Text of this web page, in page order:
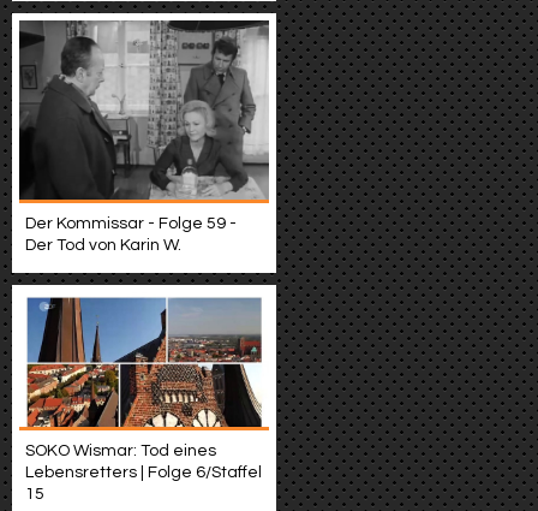
Der Kommissar - Folge 59 -
Der Tod von Karin W.
SOKO Wismar: Tod eines
Lebensretters | Folge 6/Staffel
15